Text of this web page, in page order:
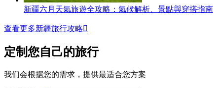
新疆六月天氣旅遊全攻略：氣候解析、景點與穿搭指南
查看更多新疆旅行攻略
定制您自己的旅行
我们会根据您的需求，提供最适合您方案